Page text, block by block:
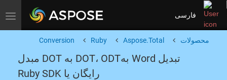
Toggle navigation فارسی
محصولات Aspose.Total
Ruby
Conversion
تبدیل Word بهDOT، ODT به DOT مبدل
رایگان یا Ruby SDK